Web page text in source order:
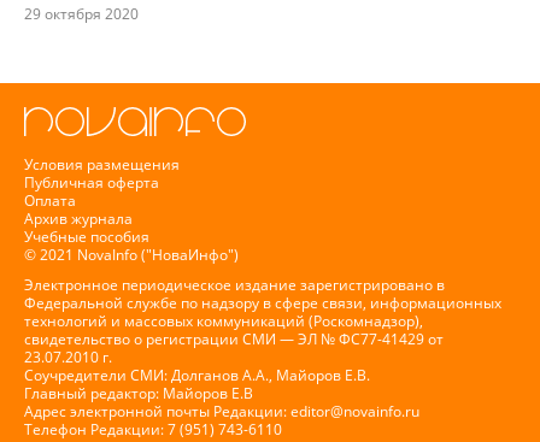
29 октября 2020
Условия размещения
Публичная оферта
Оплата
Архив журнала
Учебные пособия
© 2021 NovaInfo ("НоваИнфо")
Электронное периодическое издание зарегистрировано в
Федеральной службе по надзору в сфере связи, информационных
технологий и массовых коммуникаций (Роскомнадзор),
свидетельство о регистрации СМИ — ЭЛ № ФС77-41429 от
23.07.2010 г.
Соучредители СМИ: Долганов А.А., Майоров Е.В.
Главный редактор: Майоров Е.В
Адрес электронной почты Редакции:editor@novainfo.ru
Телефон Редакции: 7 (951) 743-6110